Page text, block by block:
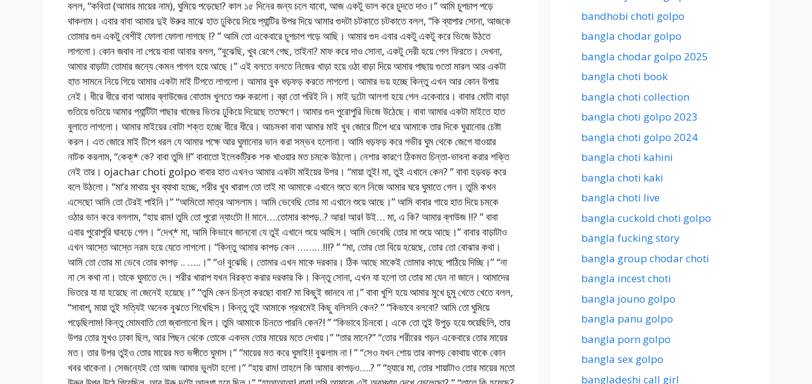
বলল, “কবিতা (আমার মায়ের নাম), ঘুমিয়ে পড়েছো? কাল ১৫ দিনের জন্য চলে যাবো, আজ একটু ভাল করে চুদতে দাও।” আমি চুপচাপ পড়ে
থাকলাম। এবার বাবা আমার দুই উরুর মাঝে হাত ঢুকিয়ে দিয়ে প্যান্টির উপর দিয়ে আমার গুদটা চটকাতে চটকাতে বলল, “কি ব্যাপার সোনা, আজকে
তোমার গুদ একটু বেশীই ফোলা ফোলা লাগছে !? ” আমি তো একেবারে চুপচাপ পড়ে আছি। আমার গুদ এবার একটু একটু করে ভিজে উঠতে
লাগলো। কোন জবাব না পেয়ে বাবা আবার বলল, “বুঝেছি, খুব রেগে গেছ, তাইনা? মাফ করে দাও সোনা, একটু দেরী হয়ে গেল ফিরতে। দেখনা,
আমার বাড়াটা তোমার জন্যে কেমন পাগল হয়ে আছে।” এই বলতে বলতে নিজের খাড়া হয়ে ওঠা বাড়া দিয়ে আমার পাছায় গুতো মারল আর একটা
হাত সামনে নিয়ে গিয়ে আমার একটা মাই টিপতে লাগলো। আমার বুক ধড়ফড় করতে লাগলো। আমার ভয় হচ্ছে কিন্তু এখন আর কোন উপায়
নেই। ধীরে ধীরে বাবা আমার ব্লাউজের বোতাম খুলতে শুরু করলো। ব্রা তো পরিই নি। মাই দুটো আলগা হয়ে গেল একেবারে। বাবার মোটা বাড়া
গুতিয়ে গুতিয়ে আমার প্যান্টিটা পাছার খাজের ভিতর ঢুকিয়ে দিয়েছে ততক্ষণে। আমার গুদ পুরোপুরি ভিজে উঠেছে। বাবা আমার একটা মাইতে হাত
বুলাতে লাগলো। আমার মাইয়ের বোটা শক্ত হচ্ছে ধীরে ধীরে। আচমকা বাবা আমার মাই খুব জোরে টিপে ধরে আমাকে তার দিকে ঘুরানোর চেষ্টা
করল। এত জোরে মাই টিপে ধরল যে আমার পক্ষে আর ঘুমানোর ভান করা সম্ভব হলোনা। আমি ধড়ফড় করে গভীর ঘুম থেকে জেগে যাওয়ার
নাটক করলাম, “কেক্* কে? বাবা তুমি !!” বাবাতো ইলেকট্রিক শক খাওয়ার মত চমকে উঠলো। নেশার কারণে ঠিকমত চিন্তা-ভাবনা করার শক্তি
নেই তার। ojachar choti golpo বাবার হাত এখনও আমার একটা মাইয়ের উপর। “মায়া তুই! মা, তুই এখানে কেন? ” বাবা হড়বড় করে
বলে উঠলো। “মা’র মাথায় খুব ব্যাথা হচ্ছে, শরীর খুব খারাপ তো তাই মা আমাকে এখানে শুতে বলে নিজে আমার ঘরে ঘুমাতে গেল। তুমি কখন
এসেছো আমি তো টেরই পাইনি।” “আমিতো মাত্র আসলাম। আমি ভেবেছি তোর মা এখানে শুয়ে আছে।” আমি বাবার গায়ে হাত দিয়ে চমকে
ওঠার ভান করে বললাম, “হায় রাম! তুমি তো পুরো ন্যাংটো !! মানে….তোমার কাপড়..? আর! আর! উই… মা, এ কি? আমার ব্লাউজ !!? ” বাবা
এবার পুরোপুরি ঘাবড়ে গেল। “দেখ্* মা, আমি কিভাবে জানবো যে তুই এখানে শুয়ে আছিস। আমি ভেবেছি তোর মা শুয়ে আছে।” বাবার বাড়াটাও
এখন আস্তে আস্তে নরম হয়ে যেতে লাগলো। “কিন্তু আমার কাপড় কেন ………!!!? ” “মা, তোর তো বিয়ে হয়েছে, তোর তো বোঝার কথা।
আমি তো তোর মা ভেবে তোর কাপড় .. …..।” “ও! বুঝেছি। তোমার এখন মাকে দরকার। ঠিক আছে মাকেই তোমার কাছে পাঠিয়ে দিচ্ছি।” “না
না সে কথা না। তাকে ঘুমাতে দে। শরীর খারাপ যখন বিরক্ত করার দরকার কি। কিন্তু সোনা, এখন যা হলো তা তোর মা যেন না জানে। আমাদের
ভিতরে যা যা হয়েছে না জেনেই হয়েছে।” “তুমি কেন চিন্তা করছো বাবা? মা কিছুই জানবে না।” বাবা খুশি হয়ে আমার মুখে চুমু খেতে খেতে বলল,
“সাবাশ্, মায়া তুই সত্যিই অনেক বুঝতে শিখেছিস। কিন্তু তুই আমাকে প্রথমেই কিছু বলিসনি কেন? ” “কিভাবে বলবো? আমি তো ঘুমিয়ে
পড়েছিলাম! কিন্তু মোমবাতি তো জ্বালানো ছিল। তুমি আমাকে চিনতে পারনি কেন?! ” “কিভাবে চিনবো। একে তো তুই উপুড় হয়ে শুয়েছিলি, তার
উপর তোর মুখও ঢাকা ছিল, আর পিছন থেকে তোকে একদম তোর মায়ের মতে দেখায়।” “তার মানে?” “তোর শরীরের গড়ন একেবারে তোর মায়ের
মত। তার উপর তুইও তোর মায়ের মত ভঙ্গীতে ঘুমাস।” “মায়ের মত করে ঘুমাই!! বুঝলাম না ! ” “সেও যখন শোয় তার কাপড় কোথায় থাকে কোন
খবর থাকেনা। সেজন্যেই তো আজ আমার ভুলটা হলো।” “হায় রাম! তাহলে কি আমার কাপড়ও….? ” “হ্যারে মা, তোর শায়াটাও তোর মায়ের মতো
bandhobi choti golpo
bangla chodar golpo
bangla chodar golpo 2025
bangla choti book
bangla choti collection
bangla choti golpo 2023
bangla choti golpo 2024
bangla choti kahini
bangla choti kaki
bangla choti live
bangla cuckold choti golpo
bangla fucking story
bangla group chodar choti
bangla incest choti
bangla jouno golpo
bangla panu golpo
bangla porn golpo
bangla sex golpo
bangladeshi call girl